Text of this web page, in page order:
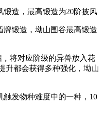
造，最高锻造为20阶披风
锻造，坳山围谷最高锻造
将对应阶级的异兽放入花
升都会获得多种强化，坳山
发物种难度中的一种，10